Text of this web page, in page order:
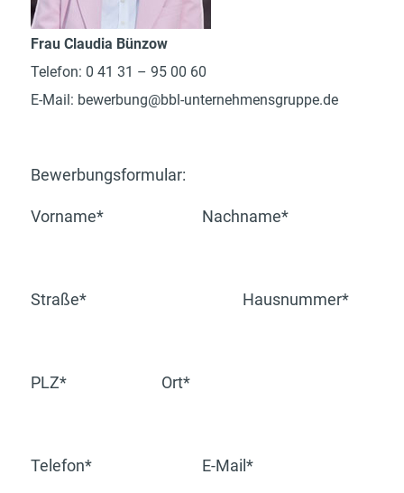
Frau Claudia Bünzow
Telefon: 0 41 31 – 95 00 60
E-Mail: bewerbung@bbl-unternehmensgruppe.de
Bewerbungsformular:
Vorname* Nachname*
Straße* Hausnummer*
PLZ* Ort*
Telefon* E-Mail*